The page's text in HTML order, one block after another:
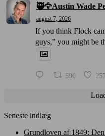
🥷🦅Austin Wade
august 7, 2026
If you think Flock
guys,” you might be
590
Seneste indlæg
Grundloven af 1849: